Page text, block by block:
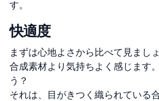
す。
快適度
まずは心地よさから比べて見まし
合成素材より気持ちよく感じます
う？
それは、目がきつく織られている